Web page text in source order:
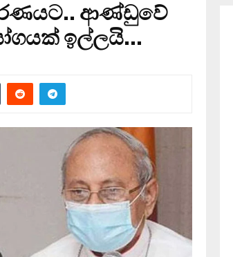
ආණ්ඩුවේ
ඉල්ලයි…